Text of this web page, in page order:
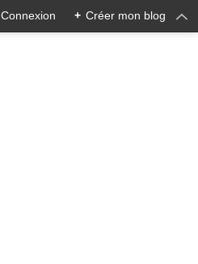
Connexion + Créer mon blog